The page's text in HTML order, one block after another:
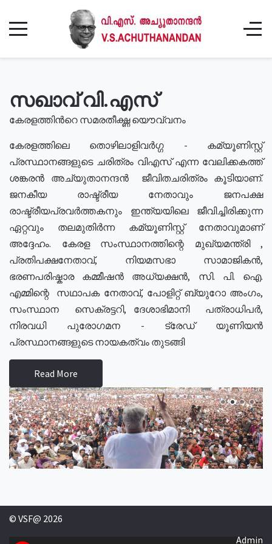
സഖാവ് വി.എസ്
കേരളത്തിൻറെ സമരതീക്ഷ്ണ യൌവ്വനം
കേരളത്തിലെ തൊഴിലാളിവർഗ്ഗ - കമ്യൂണിസ്റ്റ്
പ്രസ്ഥാനങ്ങളുടെ ചരിത്രം വിഎസ് എന്ന വേലിക്കകത്ത്
ശങ്കരൻ അച്യുതാനന്ദൻ ജീവിതചരിത്രം കൂടിയാണ്.
ജനകീയ രാഷ്ട്രീയ നേതാവും ജനപക്ഷ
രാഷ്ട്രീയപ്രവർത്തകനും ഇന്ത്യയിലെ ജീവിച്ചിരിക്കുന്ന
ഏറ്റവും തലമുതിർന്ന കമ്യൂണിസ്റ്റ് നേതാവുമാണ്
അദ്ദേഹം. കേരള സംസ്ഥാനത്തിന്റെ മുഖ്യമന്ത്രി ,
പ്രതിപക്ഷനേതാവ്, നിയമസഭാ സാമാജികൻ,
ഭരണപരിഷ്കാര കമ്മീഷൻ അധ്യക്ഷൻ, സി. പി. ഐ.
എമ്മിന്റെ സഥാപക നേതാവ്, പോളിറ്റ് ബ്യുറോ അംഗം,
സംസ്ഥാന സെക്രട്ടറി, ദേശാഭിമാനി പത്രാധിപർ,
നിരവധി പുരോഗമന - ട്രേഡ് യൂണിയൻ
പ്രസ്ഥാനങ്ങളുടെ നായകത്വം തുടങ്ങി
Read More
© VSF@ 2026
Admin